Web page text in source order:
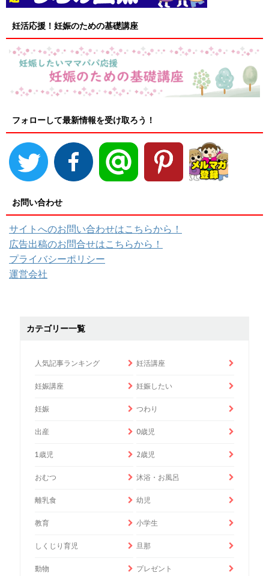
妊活応援！妊娠のための基礎講座
フォローして最新情報を受け取ろう！
お問い合わせ
サイトへのお問い合わせはこちらから！
広告出稿のお問合せはこちらから！
プライバシーポリシー
運営会社
カテゴリー一覧
人気記事ランキング 妊活講座
妊娠講座 妊娠したい
妊娠 つわり
出産 0歳児
1歳児 2歳児
おむつ 沐浴・お風呂
離乳食 幼児
教育 小学生
しくじり育児 旦那
動物 プレゼント